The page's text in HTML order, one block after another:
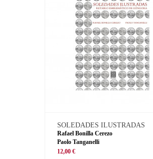
SOLEDADES ILUSTRADAS
Rafael Bonilla Cerezo
Paolo Tanganelli
12,00 €